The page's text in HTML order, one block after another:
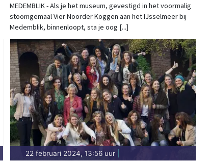
MEDEMBLIK - Als je het museum, gevestigd in het voormalig
stoomgemaal Vier Noorder Koggen aan het IJsselmeer bij
Medemblik, binnenloopt, sta je oog [...]
22 februari 2024, 13:56 uur|